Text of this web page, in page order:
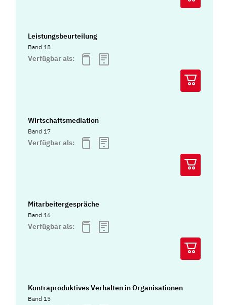
Leistungsbeurteilung
Band 18
Verfügbar als:
Wirtschaftsmediation
Band 17
Verfügbar als:
Mitarbeitergespräche
Band 16
Verfügbar als:
Kontraproduktives Verhalten in Organisationen
Band 15